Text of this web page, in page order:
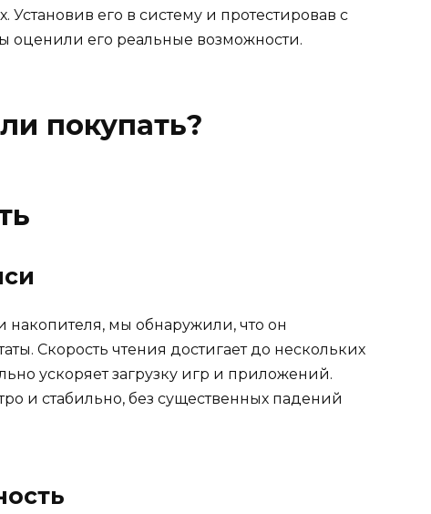
его в систему и протестировав с
его реальные возможности.
покупать?
накопителя, мы обнаружили, что он
Скорость чтения достигает до нескольких
ускоряет загрузку игр и приложений.
и стабильно, без существенных падений